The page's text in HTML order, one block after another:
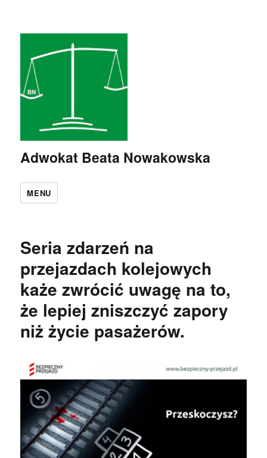
Adwokat Beata Nowakowska
MENU
Seria zdarzeń na
przejazdach kolejowych
każe zwrócić uwagę na to,
że lepiej zniszczyć zapory
niż życie pasażerów.